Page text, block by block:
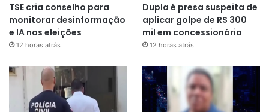
TSE cria conselho para
monitorar desinformação
e IA nas eleições
12 horas atrás
Dupla é presa suspeita de
aplicar golpe de R$ 300
mil em concessionária
12 horas atrás